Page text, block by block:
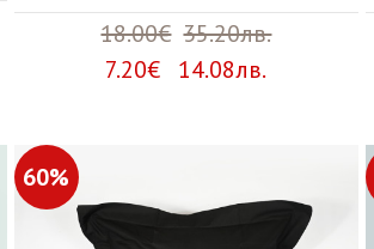
18.00€ 35.20лв.
7.20€ 14.08лв.
60%